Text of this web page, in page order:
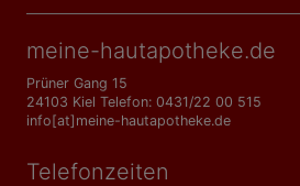
meine-hautapotheke.de
Prüner Gang 15
24103 Kiel Telefon: 0431/22 00 515
info[at]meine-hautapotheke.de
Telefonzeiten